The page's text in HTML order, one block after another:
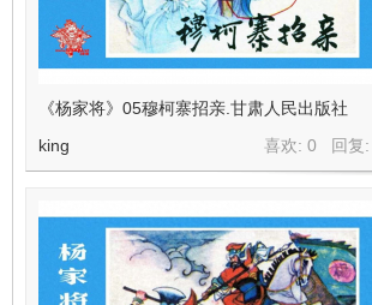
《杨家将》05穆柯寨招亲.甘肃人民出版社
喜欢: 0 回复:
king